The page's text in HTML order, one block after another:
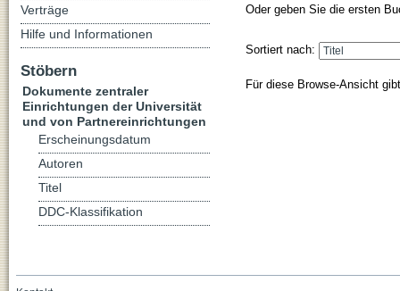
Oder geben Sie die ersten
Sortiert nach:
Für diese Browse-Ansicht
Verträge
Hilfe und Informationen
Stöbern
Dokumente zentraler
Einrichtungen der Universität
und von Partnereinrichtungen
Erscheinungsdatum
Autoren
Titel
DDC-Klassifikation